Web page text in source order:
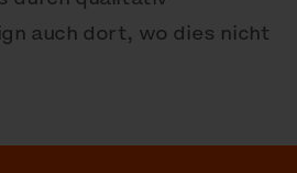
auch dort, wo dies nicht